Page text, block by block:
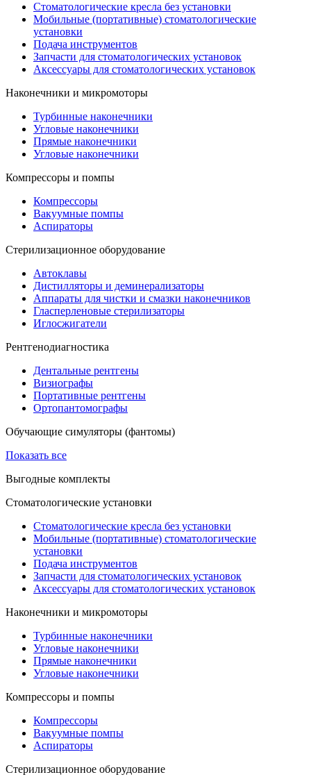
Стоматологические кресла без установки
Мобильные (портативные) стоматологические
установки
Подача инструментов
Запчасти для стоматологических установок
Аксессуары для стоматологических установок
Наконечники и микромоторы
Турбинные наконечники
Угловые наконечники
Прямые наконечники
Угловые наконечники
Компрессоры и помпы
Компрессоры
Вакуумные помпы
Аспираторы
Стерилизационное оборудование
Автоклавы
Дистилляторы и деминерализаторы
Аппараты для чистки и смазки наконечников
Гласперленовые стерилизаторы
Иглосжигатели
Рентгенодиагностика
Дентальные рентгены
Визиографы
Портативные рентгены
Ортопантомографы
Обучающие симуляторы (фантомы)
Показать все
Выгодные комплекты
Стоматологические установки
Стоматологические кресла без установки
Мобильные (портативные) стоматологические
установки
Подача инструментов
Запчасти для стоматологических установок
Аксессуары для стоматологических установок
Наконечники и микромоторы
Турбинные наконечники
Угловые наконечники
Прямые наконечники
Угловые наконечники
Компрессоры и помпы
Компрессоры
Вакуумные помпы
Аспираторы
Стерилизационное оборудование